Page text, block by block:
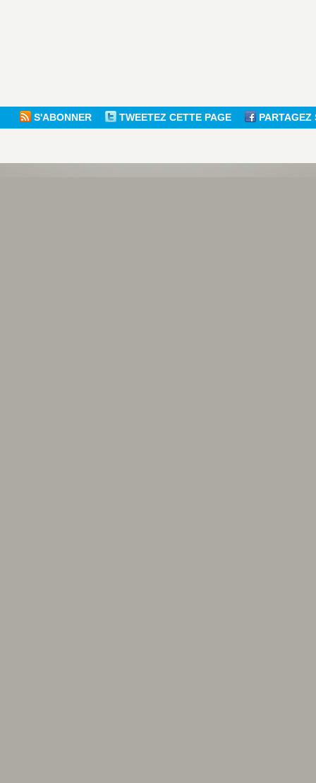
S'ABONNER TWEETEZ CETTE PAGE PARTAGEZ